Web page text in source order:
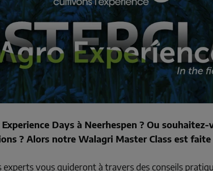
Days à Neerhespen ? Ou
? Alors notre Walagri Master Class est
experts vous guideront à travers des conseils